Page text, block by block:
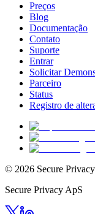
Preços
Blog
Documentação
Contato
Suporte
Entrar
Solicitar
Parceiro
Status
Registro de
© 2026 Secure
Secure Privacy ApS